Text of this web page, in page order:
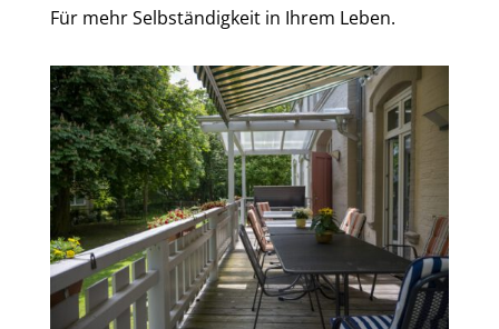
Für mehr Selbständigkeit in Ihrem Leben.